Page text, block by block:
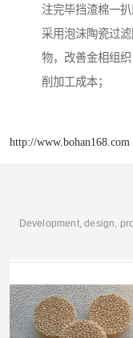
注完毕挡渣棉一
采用泡沫陶瓷过
物，改善金相组
削加工成本；
http://www.bohan168.com
Development, design,